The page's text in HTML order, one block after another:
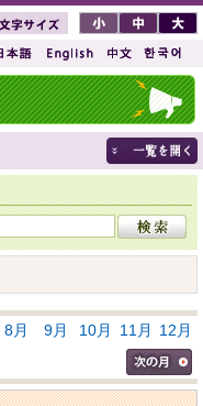
8月 9月 10月 11月 12月